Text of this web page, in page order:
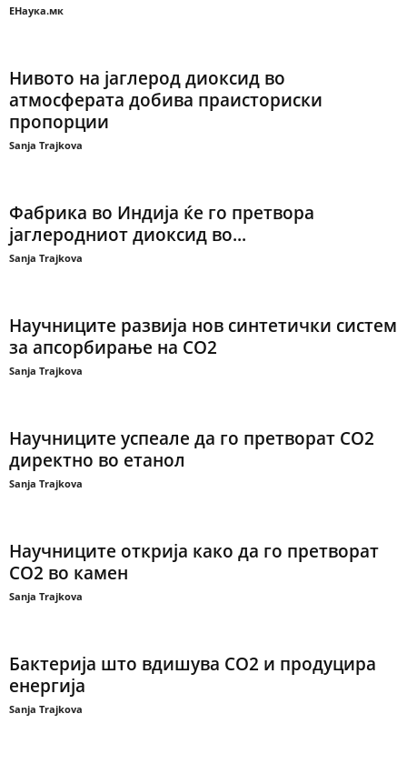
ЕНаука.мк
Нивото на јаглерод диоксид во
атмосферата добива праисториски
пропорции
Sanja Trajkova
Фабрика во Индија ќе го претвора
јаглеродниот диоксид во...
Sanja Trajkova
Научниците развија нов синтетички систем
за апсорбирање на CO2
Sanja Trajkova
Научниците успеале да го претворат СО2
директно во етанол
Sanja Trajkova
Научниците открија како да го претворат
СО2 во камен
Sanja Trajkova
Бактерија што вдишува CO2 и продуцира
енергија
Sanja Trajkova